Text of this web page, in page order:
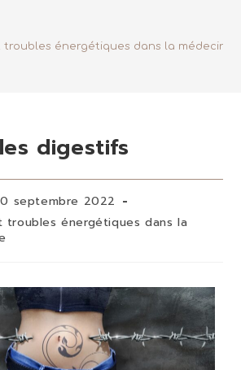
troubles énergétiques dans la médecine
digestifs
septembre 2022
troubles énergétiques dans la